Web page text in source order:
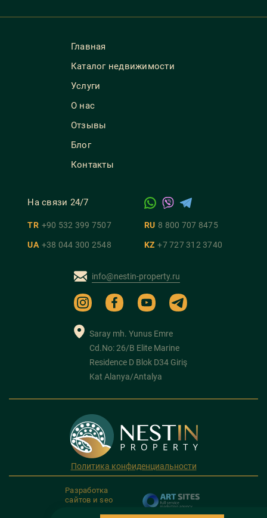
Главная
Каталог недвижимости
Услуги
О нас
Отзывы
Блог
Контакты
На связи 24/7
TR +90 532 399 7507 RU 8 800 707 8475
UA +38 044 300 2548 KZ +7 727 312 3740
info@nestin-property.ru
Saray mh. Yunus Emre
Cd.No: 26/B Elite Marine
Residence D Blok D34 Giriş
Kat Alanya/Antalya
Политика конфиденциальности
Разработка
сайтов и seo